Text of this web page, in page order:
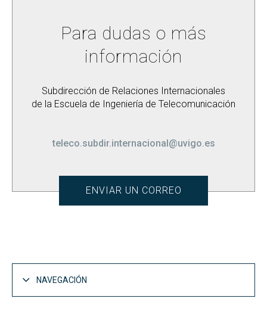
Para dudas o más
información
Subdirección de Relaciones Internacionales
de la Escuela de Ingeniería de Telecomunicación
teleco.subdir.internacional@uvigo.es
ENVIAR UN CORREO
NAVEGACIÓN